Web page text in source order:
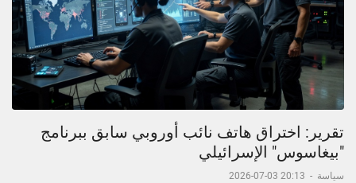
تقرير: اختراق هاتف نائب أوروبي سابق ببرنامج
"بيغاسوس" الإسرائيلي
سياسة -
20:13 03-07-2026